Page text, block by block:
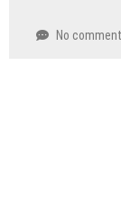
No comment